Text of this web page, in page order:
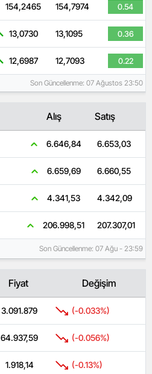
154,2465 154,7974 0.54
13,0730 13,1095 0.36
12,6987 12,7093 0.22
Son Güncellenme: 07 Ağustos 23:50
Alış Satış
6.646,84 6.653,03
6.659,69 6.660,55
4.341,53 4.342,09
206.998,51 207.307,01
Son Güncellenme: 07 Ağu - 23:59
Fiyat Değişim
3.091.879 (-0.033%)
64.937,59 (-0.056%)
1.918,14 (-0.13%)